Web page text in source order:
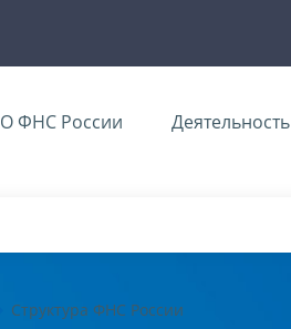
О ФНС России Деятельность
Структура ФНС России